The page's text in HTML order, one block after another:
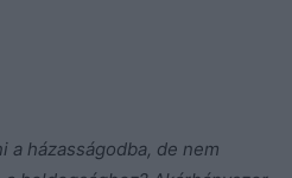
a házasságodba, de nem